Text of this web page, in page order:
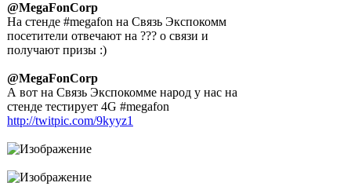
@MegaFonCorp
На стенде #megafon на Связь Экспокомм
посетители отвечают на ??? о связи и
получают призы :)
@MegaFonCorp
А вот на Связь Экспокомме народ у нас на
стенде тестирует 4G #megafon
http://twitpic.com/9kyyz1